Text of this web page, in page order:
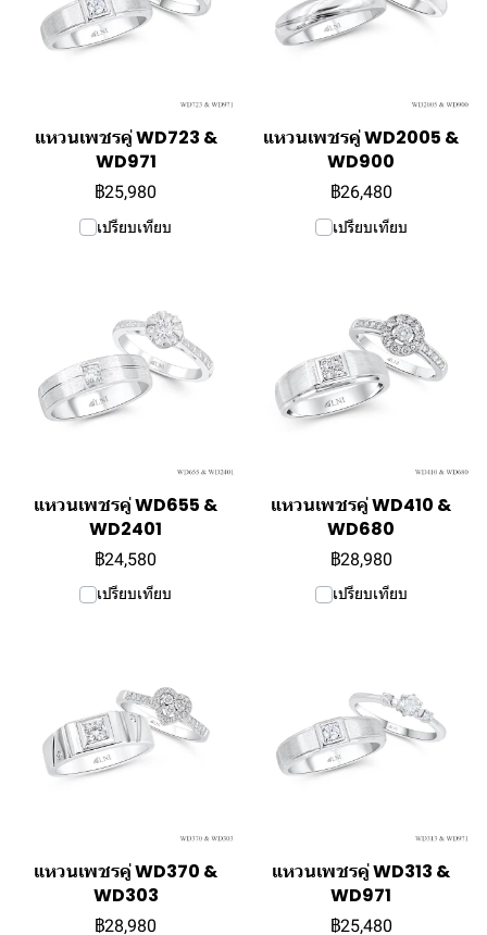
แหวนเพชรคู่ WD723 &
WD971
฿25,980
เปรียบเทียบ
แหวนเพชรคู่ WD2005 &
WD900
฿26,480
เปรียบเทียบ
แหวนเพชรคู่ WD655 &
WD2401
฿24,580
เปรียบเทียบ
แหวนเพชรคู่ WD410 &
WD680
฿28,980
เปรียบเทียบ
แหวนเพชรคู่ WD370 &
WD303
฿28,980
แหวนเพชรคู่ WD313 &
WD971
฿25,480